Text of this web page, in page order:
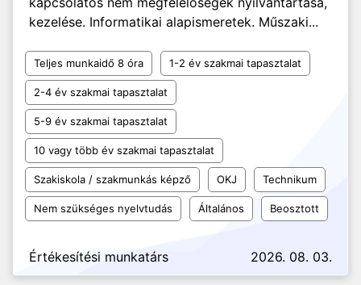
kezelése. Informatikai alapismeretek. Műszaki...
Teljes munkaidő 8 óra 1-2 év szakmai tapasztalat
2-4 év szakmai tapasztalat
5-9 év szakmai tapasztalat
10 vagy több év szakmai tapasztalat
Szakiskola / szakmunkás képző OKJ Technikum
Nem szükséges nyelvtudás Általános Beosztott
Értékesítési munkatárs 2026. 08. 03.